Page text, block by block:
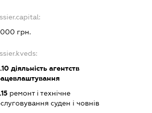
000 грн.
діяльність агентств
ремонт і технічне
суден і човнів